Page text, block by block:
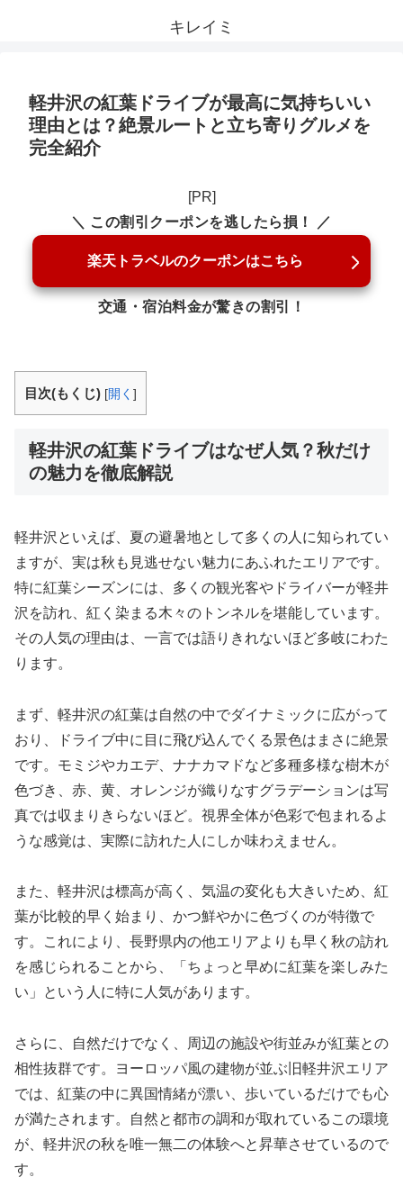
キレイミ
軽井沢の紅葉ドライブが最高に気持ちいい
理由とは？絶景ルートと立ち寄りグルメを
完全紹介
[PR]
＼ この割引クーポンを逃したら損！ ／
楽天トラベルのクーポンはこちら
交通・宿泊料金が驚きの割引！
目次(もくじ) [開く ]
軽井沢の紅葉ドライブはなぜ人気？秋だけ
の魅力を徹底解説
軽井沢といえば、夏の避暑地として多くの人に知られてい
ますが、実は秋も見逃せない魅力にあふれたエリアです。
特に紅葉シーズンには、多くの観光客やドライバーが軽井
沢を訪れ、紅く染まる木々のトンネルを堪能しています。
その人気の理由は、一言では語りきれないほど多岐にわた
ります。
まず、軽井沢の紅葉は自然の中でダイナミックに広がって
おり、ドライブ中に目に飛び込んでくる景色はまさに絶景
です。モミジやカエデ、ナナカマドなど多種多様な樹木が
色づき、赤、黄、オレンジが織りなすグラデーションは写
真では収まりきらないほど。視界全体が色彩で包まれるよ
うな感覚は、実際に訪れた人にしか味わえません。
また、軽井沢は標高が高く、気温の変化も大きいため、紅
葉が比較的早く始まり、かつ鮮やかに色づくのが特徴で
す。これにより、長野県内の他エリアよりも早く秋の訪れ
を感じられることから、「ちょっと早めに紅葉を楽しみた
い」という人に特に人気があります。
さらに、自然だけでなく、周辺の施設や街並みが紅葉との
相性抜群です。ヨーロッパ風の建物が並ぶ旧軽井沢エリア
では、紅葉の中に異国情緒が漂い、歩いているだけでも心
が満たされます。自然と都市の調和が取れているこの環境
が、軽井沢の秋を唯一無二の体験へと昇華させているので
す。